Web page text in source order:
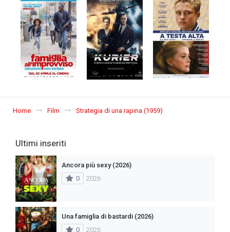
Home Film Strategia di una rapina (1959)
Ultimi inseriti
Ancora più sexy (2026)
0
2026
Una famiglia di bastardi (2026)
0
2026